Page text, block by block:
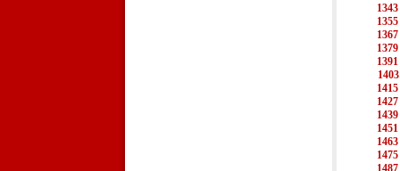
1343
1355
1367
1379
1391
1403
1415
1427
1439
1451
1463
1475
1487